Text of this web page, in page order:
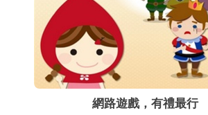
網路遊戲，有禮最行